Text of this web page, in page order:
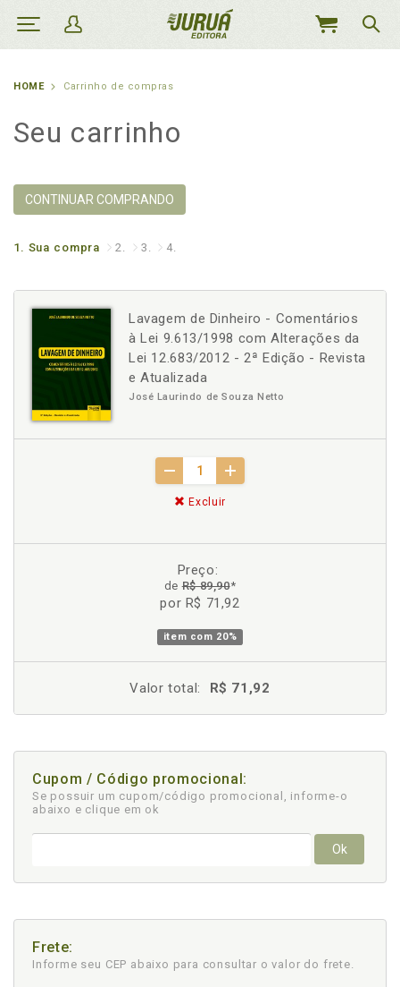
MEU
HOME Carrinho de compras
Seu carrinho
CONTINUAR COMPRANDO
1. Sua compra 2. 3. 4.
Lavagem de Dinheiro - Comentários
à Lei 9.613/1998 com Alterações da
Lei 12.683/2012 - 2ª Edição - Revista
e Atualizada
José Laurindo de Souza Netto
Excluir
Preço:
deR$ 89,90*
por R$ 71,92
item com 20%
Valor total: R$ 71,92
Cupom / Código promocional:
Se possuir um cupom/código promocional, informe-o
abaixo e clique em ok
Ok
Frete:
Informe seu CEP abaixo para consultar o valor do frete.